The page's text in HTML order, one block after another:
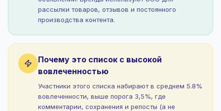
рассылки товаров, отзывов и постоянного
производства контента.
Почему это список с высокой
вовлеченностью
Участники этого списка набирают в среднем 5.8%
вовлеченности, выше порога 3,5%, где
комментарии, сохранения и репосты (а не